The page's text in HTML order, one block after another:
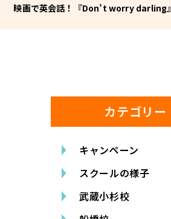
映画で英会話！『Don’t worry darling』
カテゴリー
キャンペーン
スクールの様子
武蔵小杉校